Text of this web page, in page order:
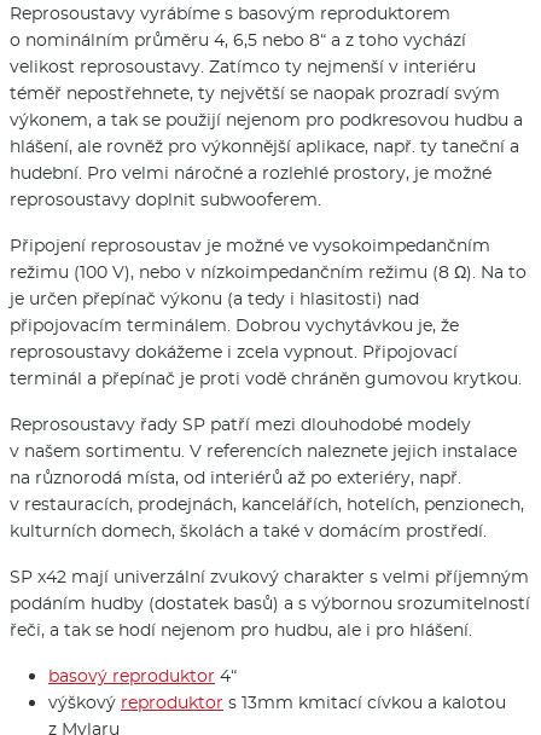
Reprosoustavy vyrábíme s basovým reproduktorem
o nominálním průměru 4, 6,5 nebo 8“ a z toho vychází
velikost reprosoustavy. Zatímco ty nejmenší v interiéru
téměř nepostřehnete, ty největší se naopak prozradí svým
výkonem, a tak se použijí nejenom pro podkresovou hudbu a
hlášení, ale rovněž pro výkonnější aplikace, např. ty taneční a
hudební. Pro velmi náročné a rozlehlé prostory, je možné
reprosoustavy doplnit subwooferem.
Připojení reprosoustav je možné ve vysokoimpedančním
režimu (100 V), nebo v nízkoimpedančním režimu (8 Ω). Na to
je určen přepínač výkonu (a tedy i hlasitosti) nad
připojovacím terminálem. Dobrou vychytávkou je, že
reprosoustavy dokážeme i zcela vypnout. Připojovací
terminál a přepínač je proti vodě chráněn gumovou krytkou.
Reprosoustavy řady SP patří mezi dlouhodobé modely
v našem sortimentu. V referencích naleznete jejich instalace
na různorodá místa, od interiérů až po exteriéry, např.
v restauracích, prodejnách, kancelářích, hotelích, penzionech,
kulturních domech, školách a také v domácím prostředí.
SP x42 mají univerzální zvukový charakter s velmi příjemným
podáním hudby (dostatek basů) a s výbornou srozumitelností
řeči, a tak se hodí nejenom pro hudbu, ale i pro hlášení.
basový reproduktor 4“
výškový reproduktor s 13mm kmitací cívkou a kalotou
z Mylaru